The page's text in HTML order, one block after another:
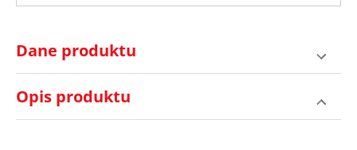
Dane produktu
Opis produktu